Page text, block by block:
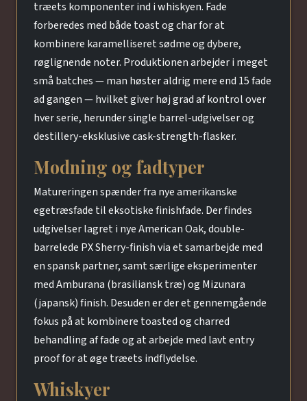
træets komponenter ind i whiskyen. Fade
forberedes med både toast og char for at
kombinere karamelliseret sødme og dybere,
røglignende noter. Produktionen arbejder i meget
små batches — man høster aldrig mere end 15 fade
ad gangen — hvilket giver høj grad af kontrol over
hver serie, herunder single barrel-udgivelser og
destillery-eksklusive cask-strength-flasker.
Modning og fadtyper
Matureringen spænder fra nye amerikanske
egetræsfade til eksotiske finishfade. Der findes
udgivelser lagret i nye American Oak, double-
barrelede PX Sherry-finish via et samarbejde med
en spansk partner, samt særlige eksperimenter
med Amburana (brasiliansk træ) og Mizunara
(japansk) finish. Desuden er der et gennemgående
fokus på at kombinere toasted og charred
behandling af fade og at arbejde med lavt entry
proof for at øge træets indflydelse.
Whiskyer